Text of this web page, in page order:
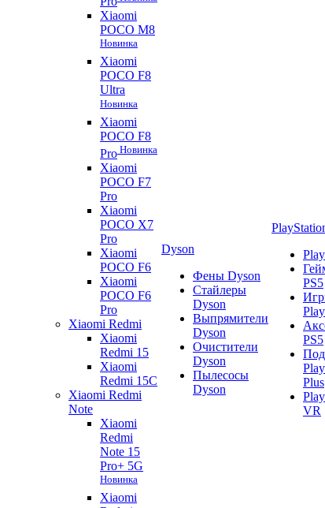
Xiaomi
POCO M8
Новинка
Xiaomi
POCO F8
Ultra
Новинка
Xiaomi
POCO F8
Pro Новинка
Xiaomi
POCO F7
Pro
Xiaomi
POCO X7
Pro
Xiaomi
POCO F6
Xiaomi
POCO F6
Pro
Xiaomi Redmi
Xiaomi
Redmi 15
Xiaomi
Redmi 15C
Xiaomi Redmi
Note
Xiaomi
Redmi
Note 15
Pro+ 5G
Новинка
Xiaomi
Dyson
Фены Dyson
Стайлеры
Dyson
Выпрямители
Dyson
Очистители
Dyson
Пылесосы
Dyson
PS5
PS5
Plus
VR